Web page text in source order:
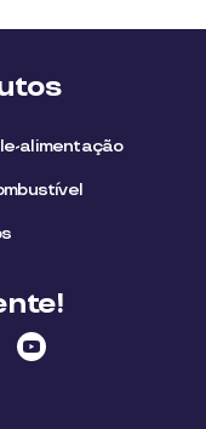
alimentação